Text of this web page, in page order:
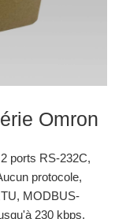
Omron
ports RS-232C,
protocole,
MODBUS-
230 kbps.